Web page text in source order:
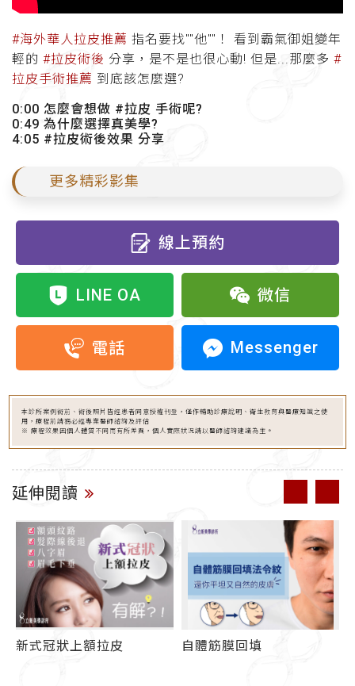
#海外華人拉皮推薦 指名要找""他""！ 看到霸氣御姐變年
輕的 #拉皮術後 分享，是不是也很心動! 但是...那麼多 #
拉皮手術推薦 到底該怎麼選?
0:00 怎麼會想做 #拉皮 手術呢?
0:49 為什麼選擇真美學?
4:05 #拉皮術後效果 分享
更多精彩影集
線上預約
LINE OA 微信
電話 Messenger
本診所案例術前、術後照片皆經患者同意授權刊登，僅作輔助診療說明、衛生教育與醫療知識之使
用，療程前請務必經專業醫師諮詢及評估
※ 療程效果因個人體質不同而有所差異，個人實際狀況請以醫師諮詢建議為主。
延伸閱讀
新式冠狀上額拉皮 自體筋膜回填